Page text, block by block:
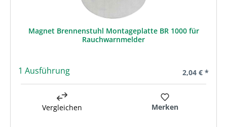
Magnet Brennenstuhl Montageplatte BR 1000 für
Rauchwarnmelder
1 Ausführung Regulärer
2,04 € *
Vergleichen Merken